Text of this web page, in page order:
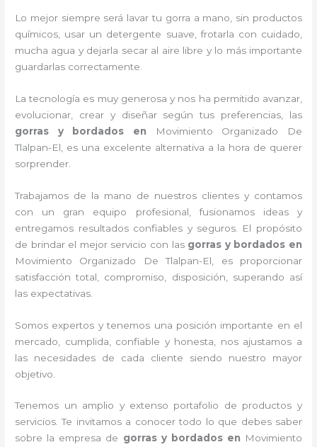
Lo mejor siempre será lavar tu gorra a mano, sin productos
químicos, usar un detergente suave, frotarla con cuidado,
mucha agua y dejarla secar al aire libre y lo más importante
guardarlas correctamente.
La tecnología es muy generosa y nos ha permitido avanzar,
evolucionar, crear y diseñar según tus preferencias, las
gorras y bordados en
Movimiento Organizado De
Tlalpan-El, es una excelente alternativa a la hora de querer
sorprender.
Trabajamos de la mano de nuestros clientes y contamos
con un gran equipo profesional, fusionamos ideas y
entregamos resultados confiables y seguros. El propósito
de brindar el mejor servicio con las gorras y bordados en
Movimiento Organizado De Tlalpan-El, es proporcionar
satisfacción total, compromiso, disposición, superando así
las expectativas.
Somos expertos y tenemos una posición importante en el
mercado, cumplida, confiable y honesta, nos ajustamos a
las necesidades de cada cliente siendo nuestro mayor
objetivo.
Tenemos un amplio y extenso portafolio de productos y
servicios. Te invitamos a conocer todo lo que debes saber
sobre la empresa de gorras y bordadosen Movimiento